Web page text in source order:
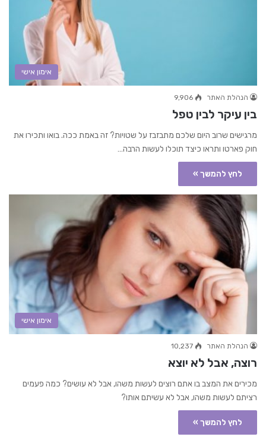
אימון אישי
הנהלת האתר 9,906
בין עיקר לבין טפל
מרגישים שרוב היום שלכם מתבזבז על שטויות? זה באמת ככה. בואו ותכירו את
חוק פארטו ותראו כיצד תוכלו לעשות הרבה…
לחץ להמשך »
אימון אישי
הנהלת האתר 10,237
רוצה, אבל לא יוצא
מכירים את המצב בו אתם רוצים לעשות משהו, אבל לא עושים? כמה פעמים
רציתם לעשות משהו, אבל לא עשיתם אותו?
לחץ להמשך »